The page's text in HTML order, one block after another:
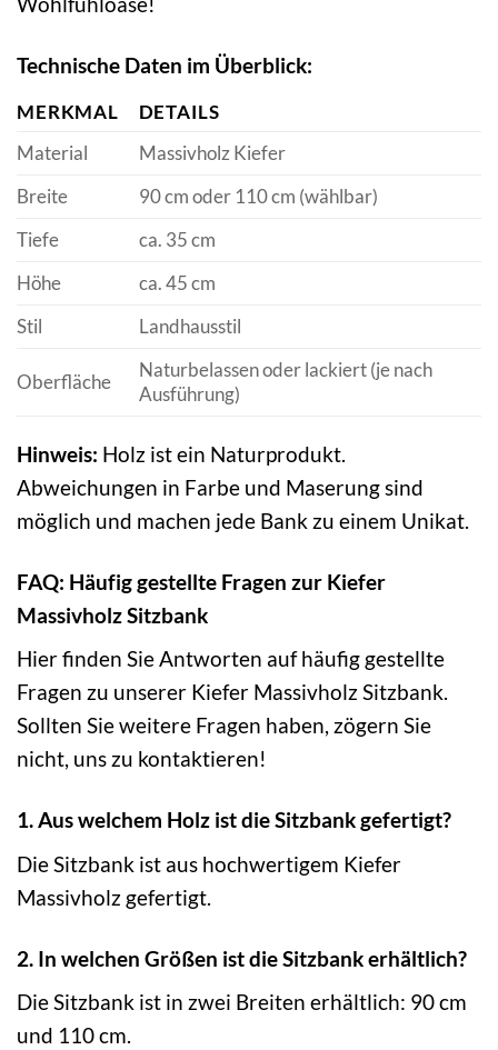
Technische Daten im Überblick:
MERKMAL
DETAILS
Material
Massivholz Kiefer
Breite
90 cm oder 110 cm (wählbar)
Tiefe
ca. 35 cm
Höhe
ca. 45 cm
Stil
Landhausstil
Oberfläche
Naturbelassen oder lackiert (je nach
Ausführung)
Hinweis: Holz ist ein Naturprodukt.
Abweichungen in Farbe und Maserung sind
möglich und machen jede Bank zu einem Unikat.
FAQ: Häufig gestellte Fragen zur Kiefer
Massivholz Sitzbank
Hier finden Sie Antworten auf häufig gestellte
Fragen zu unserer Kiefer Massivholz Sitzbank.
Sollten Sie weitere Fragen haben, zögern Sie
nicht, uns zu kontaktieren!
1. Aus welchem Holz ist die Sitzbank gefertigt?
Die Sitzbank ist aus hochwertigem Kiefer
Massivholz gefertigt.
2. In welchen Größen ist die Sitzbank erhältlich?
Die Sitzbank ist in zwei Breiten erhältlich: 90 cm
und 110 cm.